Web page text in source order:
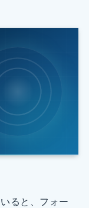
ると、フォー